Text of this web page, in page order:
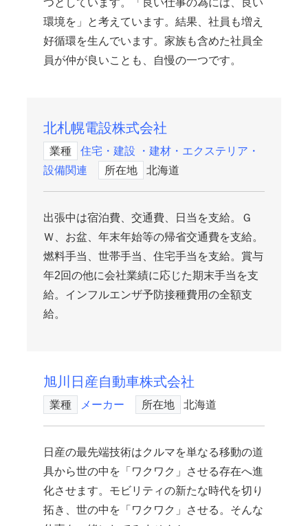
つとしています。「良い仕事の為には、良い
環境を」と考えています。結果、社員も増え
好循環を生んでいます。家族も含めた社員全
員が仲が良いことも、自慢の一つです。
北札幌電設株式会社
業種
住宅・建設 ・建材・エクステリア・
設備関連
所在地 北海道
出張中は宿泊費、交通費、日当を支給。Ｇ
Ｗ、お盆、年末年始等の帰省交通費を支給。
燃料手当、世帯手当、住宅手当を支給。賞与
年2回の他に会社業績に応じた期末手当を支
給。インフルエンザ予防接種費用の全額支
給。
旭川日産自動車株式会社
業種 メーカー 所在地 北海道
日産の最先端技術はクルマを単なる移動の道
具から世の中を「ワクワク」させる存在へ進
化させます。モビリティの新たな時代を切り
拓き、世の中を「ワクワク」させる。そんな